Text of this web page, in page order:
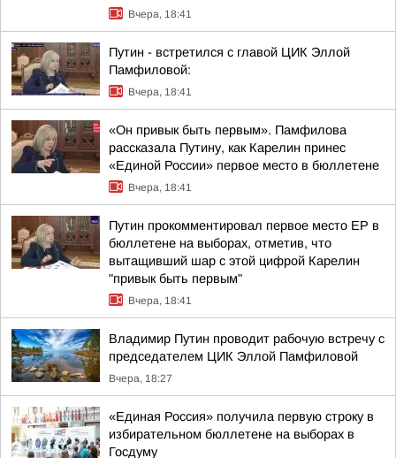
Вчера, 18:41
Путин - встретился с главой ЦИК Эллой
Памфиловой:
Вчера, 18:41
«Он привык быть первым». Памфилова
рассказала Путину, как Карелин принес
«Единой России» первое место в бюллетене
Вчера, 18:41
Путин прокомментировал первое место ЕР в
бюллетене на выборах, отметив, что
вытащивший шар с этой цифрой Карелин
"привык быть первым"
Вчера, 18:41
Владимир Путин проводит рабочую встречу с
председателем ЦИК Эллой Памфиловой
Вчера, 18:27
«Единая Россия» получила первую строку в
избирательном бюллетене на выборах в
Госдуму